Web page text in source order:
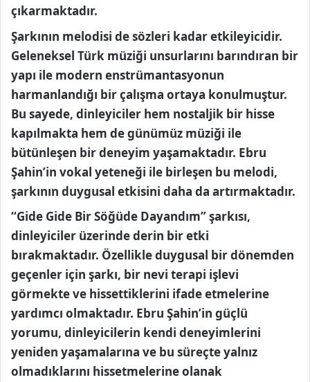
çıkarmaktadır.
Şarkının melodisi de sözleri kadar etkileyicidir.
Geleneksel Türk müziği unsurlarını barındıran bir
yapı ile modern enstrümantasyonun
harmanlandığı bir çalışma ortaya konulmuştur.
Bu sayede, dinleyiciler hem nostaljik bir hisse
kapılmakta hem de günümüz müziği ile
bütünleşen bir deneyim yaşamaktadır. Ebru
Şahin’in vokal yeteneği ile birleşen bu melodi,
şarkının duygusal etkisini daha da artırmaktadır.
“Gide Gide Bir Söğüde Dayandım” şarkısı,
dinleyiciler üzerinde derin bir etki
bırakmaktadır. Özellikle duygusal bir dönemden
geçenler için şarkı, bir nevi terapi işlevi
görmekte ve hissettiklerini ifade etmelerine
yardımcı olmaktadır. Ebru Şahin’in güçlü
yorumu, dinleyicilerin kendi deneyimlerini
yeniden yaşamalarına ve bu süreçte yalnız
olmadıklarını hissetmelerine olanak